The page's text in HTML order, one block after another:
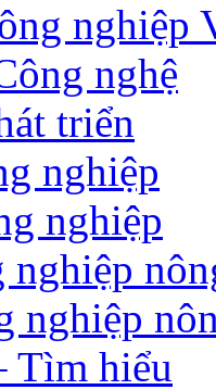
nghiệp
nghệ
triển
nghiệp
nghiệp
nghiệp
nghiệp
Tìm hiểu